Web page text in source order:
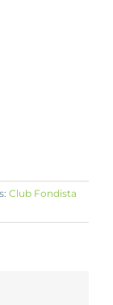
Club Fondista